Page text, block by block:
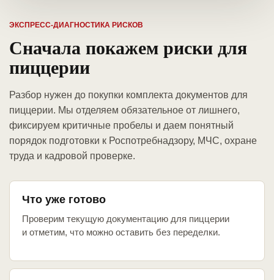
ЭКСПРЕСС-ДИАГНОСТИКА РИСКОВ
Сначала покажем риски для
пиццерии
Разбор нужен до покупки комплекта документов для
пиццерии. Мы отделяем обязательное от лишнего,
фиксируем критичные пробелы и даем понятный
порядок подготовки к Роспотребнадзору, МЧС, охране
труда и кадровой проверке.
Что уже готово
Проверим текущую документацию для пиццерии
и отметим, что можно оставить без переделки.